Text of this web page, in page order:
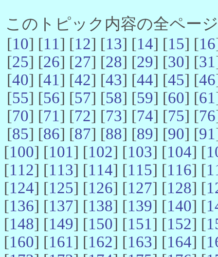
このトピック内容の全ペー
[10] [11] [12] [13] [14] [15] [16
[25] [26] [27] [28] [29] [30] [31
[40] [41] [42] [43] [44] [45] [46
[55] [56] [57] [58] [59] [60] [61
[70] [71] [72] [73] [74] [75] [76
[85] [86] [87] [88] [89] [90] [91
[100] [101] [102] [103] [104] [
[112] [113] [114] [115] [116] [
[124] [125] [126] [127] [128] [
[136] [137] [138] [139] [140] [
[148] [149] [150] [151] [152] [
[160] [161] [162] [163] [164] [